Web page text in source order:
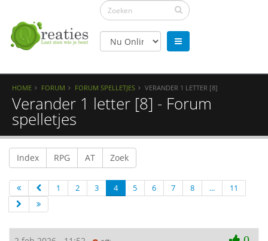
HOME FORUM FORUM SPELLETJES VERANDER 1 LETTER [8]
Verander 1 letter [8] - Forum
spelletjes
Index RPG AT Zoek
1 2 3 4 5 6 7 8 ... 11